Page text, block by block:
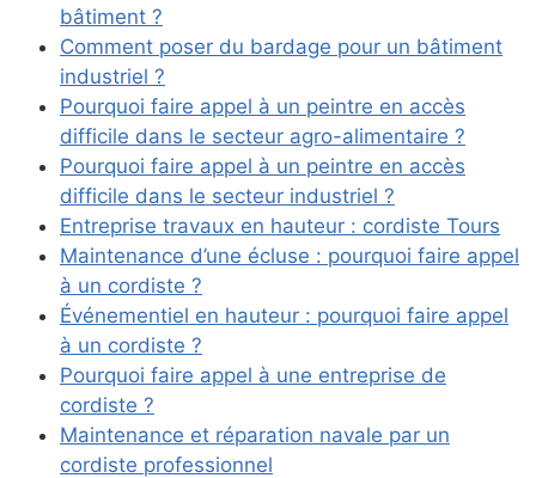
bâtiment ?
Comment poser du bardage pour un bâtiment
industriel ?
Pourquoi faire appel à un peintre en accès
difficile dans le secteur agro-alimentaire ?
Pourquoi faire appel à un peintre en accès
difficile dans le secteur industriel ?
Entreprise travaux en hauteur : cordiste Tours
Maintenance d’une écluse : pourquoi faire appel
à un cordiste ?
Événementiel en hauteur : pourquoi faire appel
à un cordiste ?
Pourquoi faire appel à une entreprise de
cordiste ?
Maintenance et réparation navale par un
cordiste professionnel